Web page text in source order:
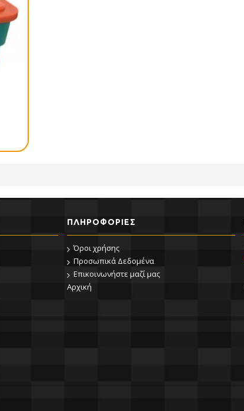
ΠΛΗΡΟΦΟΡΊΕΣ
Όροι χρήσης
Προσωπικά Δεδομένα
Επικοινωνήστε μαζί μας
Αρχική